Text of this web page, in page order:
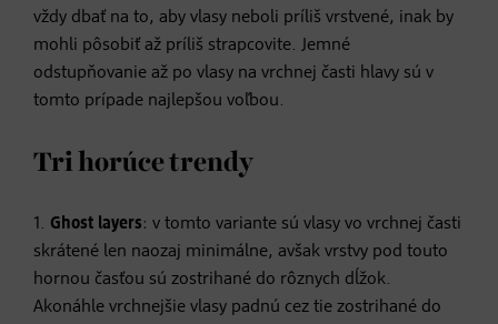
vždy dbať na to, aby vlasy neboli príliš vrstvené, inak by
mohli pôsobiť až príliš strapcovite. Jemné
odstupňovanie až po vlasy na vrchnej časti hlavy sú v
tomto prípade najlepšou voľbou.
Tri horúce trendy
1. Ghost layers: v tomto variante sú vlasy vo vrchnej časti
skrátené len naozaj minimálne, avšak vrstvy pod touto
hornou časťou sú zostrihané do rôznych dĺžok.
Akonáhle vrchnejšie vlasy padnú cez tie zostrihané do